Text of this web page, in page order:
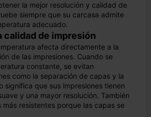
la mejor resolución y calidad de
siempre que su carcasa admite
adecuado.
calidad de impresión
afecta directamente a la
de las impresiones. Cuando se
constante, se evitan
como la separación de capas y la
significa que sus impresiones tienen
y una mayor resolución. También
resistentes porque las capas se